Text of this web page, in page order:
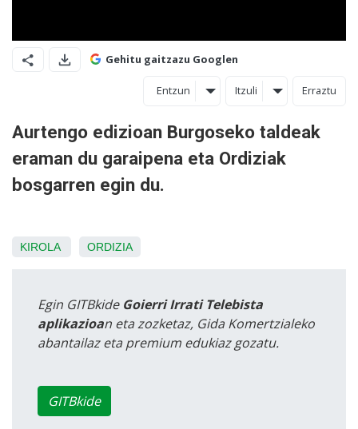
Gehitu gaitzazu Googlen
Entzun Itzuli Erraztu
Aurtengo edizioan Burgoseko taldeak
eraman du garaipena eta Ordiziak
bosgarren egin du.
KIROLA ORDIZIA
Egin GITBkide Goierri Irrati Telebista
aplikazioan eta zozketaz, Gida Komertzialeko
abantailaz eta premium edukiaz gozatu.
GITBkide